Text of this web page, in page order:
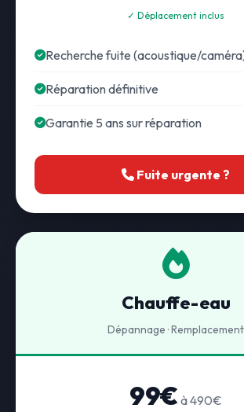
✓ Déplacement inclus
Recherche fuite (acoustique/
Réparation définitive
Garantie 5 ans sur réparation
Fuite urgente ?
Chauffe-eau
Dépannage · Remplacement
99€ à 490€